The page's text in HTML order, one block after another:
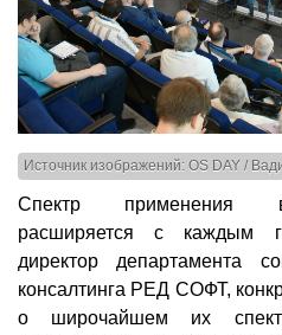
Источник изображений: OS DAY /
Спектр применения
расширяется с каждым
директор департамента
консалтинга РЕД СОФТ,
о широчайшем их